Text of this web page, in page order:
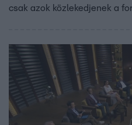
csak azok közlekedjenek a